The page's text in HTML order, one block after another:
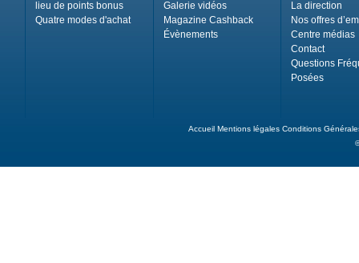
lieu de points bonus
Quatre modes d'achat
Galerie vidéos
Magazine Cashback
Évènements
La direction
Nos offres
Centre médias
Contact
Questions
Posées
Accueil Mentions légales Conditions